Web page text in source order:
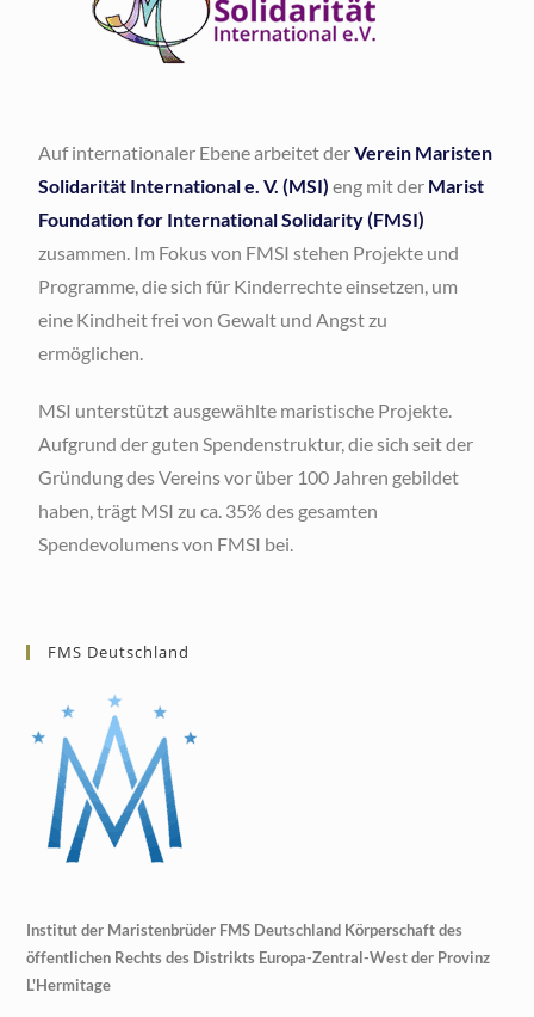
Auf internationaler Ebene arbeitet derVerein Maristen
Solidarität International e. V. (MSI) eng mit der Marist
Foundation for International Solidarity (FMSI)
zusammen. Im Fokus von FMSI stehen Projekte und
Programme, die sich für Kinderrechte einsetzen, um
eine Kindheit frei von Gewalt und Angst zu
ermöglichen.
MSI unterstützt ausgewählte maristische Projekte.
Aufgrund der guten Spendenstruktur, die sich seit der
Gründung des Vereins vor über 100 Jahren gebildet
haben, trägt MSI zu ca. 35% des gesamten
Spendevolumens von FMSI bei.
FMS Deutschland
Institut der Maristenbrüder FMS Deutschland Körperschaft des
öffentlichen Rechts des Distrikts Europa-Zentral-West der Provinz
L'Hermitage